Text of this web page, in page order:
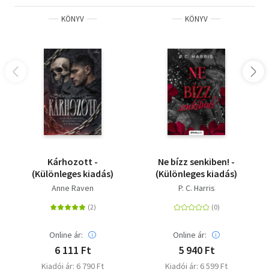
KÖNYV
Kárhozott -
(Különleges kiadás)
Anne Raven
Online ár:
6 111 Ft
Kiadói ár: 6 790 Ft
KÖNYV
Ne bízz senkiben! -
(Különleges kiadás)
P. C. Harris
Online ár:
5 940 Ft
Kiadói ár: 6 599 Ft